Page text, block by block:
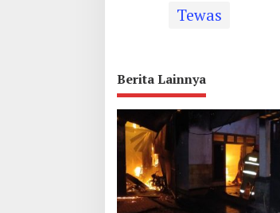
Tewas
Berita Lainnya